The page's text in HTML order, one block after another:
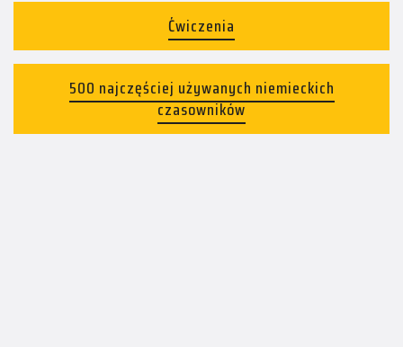
Ćwiczenia
500 najczęściej używanych niemieckich
czasowników